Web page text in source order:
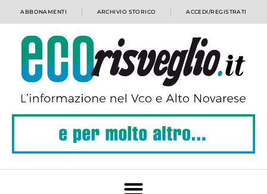
ABBONAMENTI ARCHIVIO STORICO ACCEDI/REGISTRATI